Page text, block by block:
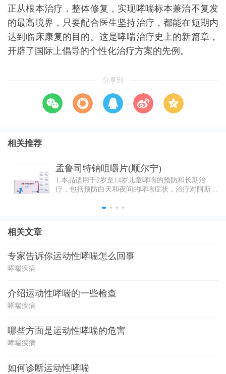
正从根本治疗，整体修复，实现哮喘标本兼治不复发
的最高境界，只要配合医生坚持治疗，都能在短期内
达到临床康复的目的。这是哮喘治疗史上的新篇章，
开辟了国际上倡导的个性化治疗方案的先例。
分享到
相关推荐
孟鲁司特钠咀嚼片(顺尔宁)
1.本品适用于2岁至14岁儿童哮喘的预防和长期治
疗，包括预防白天和夜间的哮喘症状，治疗对阿斯匹
2.本品适用于减轻季节性过敏性鼻炎引起的症状（2
相关文章
专家告诉你运动性哮喘怎么回事
哮喘疾病
介绍运动性哮喘的一些检查
哮喘疾病
哪些方面是运动性哮喘的危害
哮喘疾病
如何诊断运动性哮喘